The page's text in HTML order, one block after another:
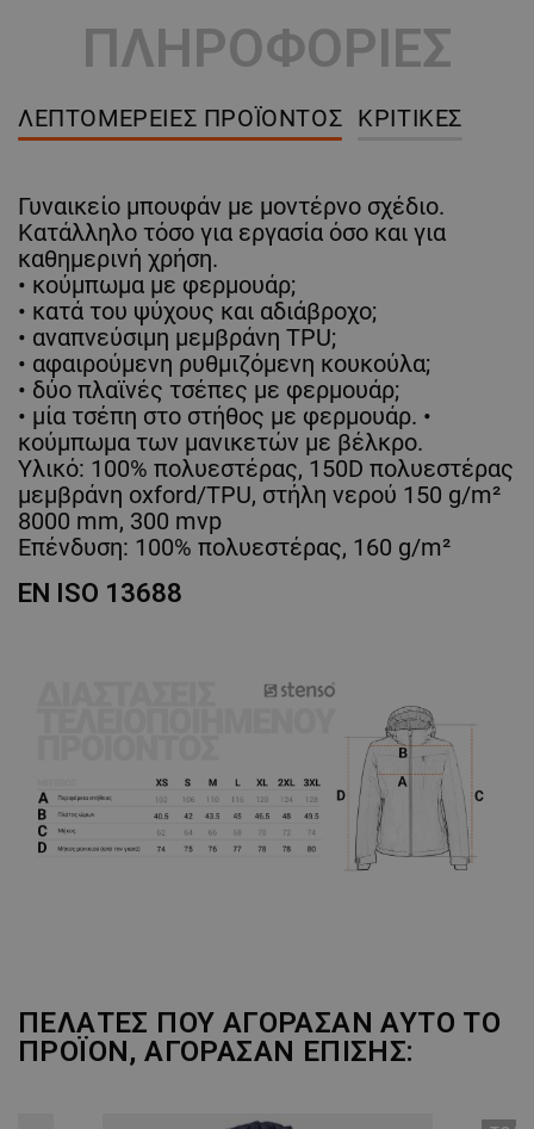
ΠΛΗΡΟΦΟΡΙΕΣ
ΛΕΠΤΟΜΈΡΕΙΕΣ ΠΡΟΪΌΝΤΟΣ ΚΡΙΤΙΚΈΣ
Γυναικείο μπουφάν με μοντέρνο σχέδιο.
Κατάλληλο τόσο για εργασία όσο και για
καθημερινή χρήση.
• κούμπωμα με φερμουάρ;
• κατά του ψύχους και αδιάβροχο;
• αναπνεύσιμη μεμβράνη TPU;
• αφαιρούμενη ρυθμιζόμενη κουκούλα;
• δύο πλαϊνές τσέπες με φερμουάρ;
• μία τσέπη στο στήθος με φερμουάρ. •
κούμπωμα των μανικετών με βέλκρο.
Υλικό: 100% πολυεστέρας, 150D πολυεστέρας
μεμβράνη oxford/TPU, στήλη νερού 150 g/m²
8000 mm, 300 mvp
Επένδυση: 100% πολυεστέρας, 160 g/m²
EN ISO 13688
ΠΕΛΆΤΕΣ ΠΟΥ ΑΓΌΡΑΣΑΝ ΑΥΤΌ ΤΟ
ΠΡΟΪΌΝ, ΑΓΌΡΑΣΑΝ ΕΠΊΣΗΣ: